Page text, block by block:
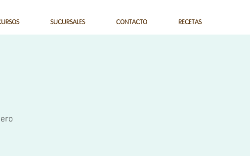
SUCURSALES CONTACTO RECETAS